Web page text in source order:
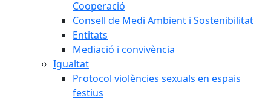
Cooperació
Consell de Medi Ambient i Sostenibilitat
Entitats
Mediació i convivència
Igualtat
Protocol violències sexuals en espais
festius